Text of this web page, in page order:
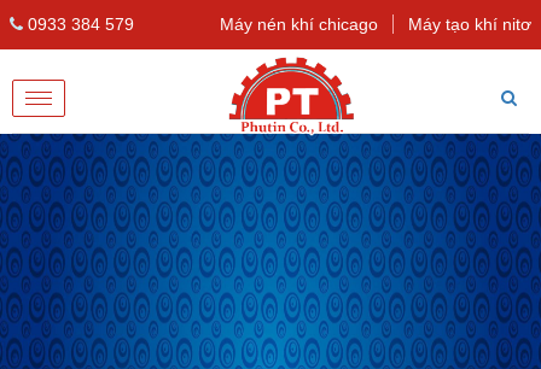
0933 384 579 Máy nén khí chicago Máy tạo khí nitơ
Toggle
navigation